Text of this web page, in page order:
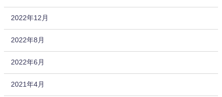
2022年12月
2022年8月
2022年6月
2021年4月